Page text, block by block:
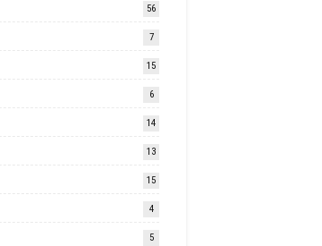
56
7
15
6
14
13
15
4
5